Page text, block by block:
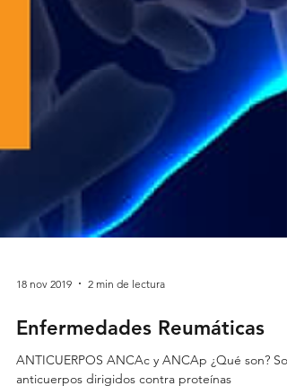
18 nov 2019 2 min de lectura
Enfermedades Reumáticas